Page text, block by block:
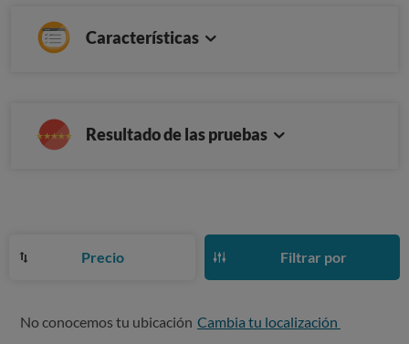
Características
Resultado de las pruebas
Precio Filtrar por
No conocemos tu ubicación Cambia tu localización